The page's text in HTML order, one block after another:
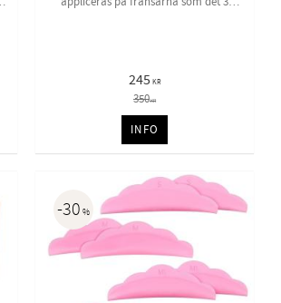
245 KR
350KR
INFO
30 %